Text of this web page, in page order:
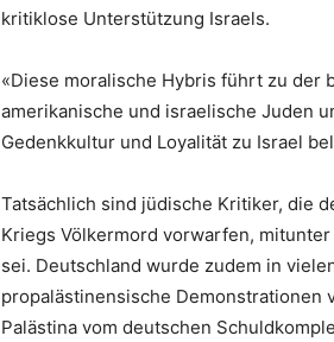
kritiklose Unterstützung Israels.
«Diese moralische Hybris führt zu der
amerikanische und israelische Juden
Gedenkkultur und Loyalität zu Israel
Tatsächlich sind jüdische Kritiker, die
Kriegs Völkermord vorwarfen,
sei. Deutschland wurde zudem in
propalästinensische Demonstrationen
Palästina vom deutschen